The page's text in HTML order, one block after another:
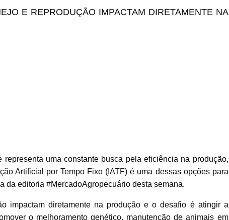
E REPRODUÇÃO IMPACTAM DIRETAMENTE NA
uma constante busca pela eficiência na produção,
Artificial por Tempo Fixo (IATF) é uma dessas opções para
da editoria #MercadoAgropecuário desta semana.
impactam diretamente na produção e o desafio é atingir a
o melhoramento genético, manutenção de animais em